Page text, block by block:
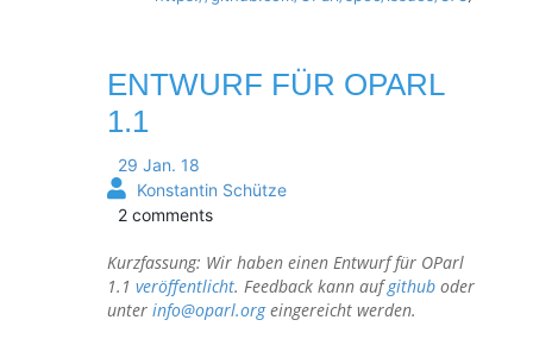
ENTWURF FÜR OPARL
1.1
29 Jan. 18
Konstantin Schütze
2 comments
Kurzfassung: Wir haben einen Entwurf für OParl
1.1 veröffentlicht. Feedback kann aufgithub oder
unter info@oparl.orgeingereicht werden.